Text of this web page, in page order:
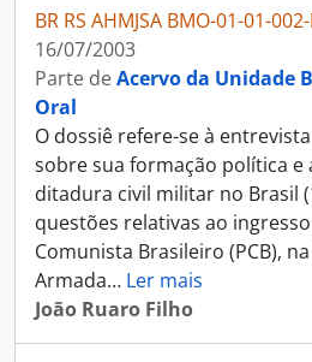
BR RS AHMJSA BMO-01-01-
16/07/2003
Parte deAcervo da Unidade
Oral
O dossiê refere-se à
sobre sua formação política e
ditadura civil militar no Brasil
questões relativas ao
Comunista Brasileiro (PCB),
Armada… Ler mais
João Ruaro Filho